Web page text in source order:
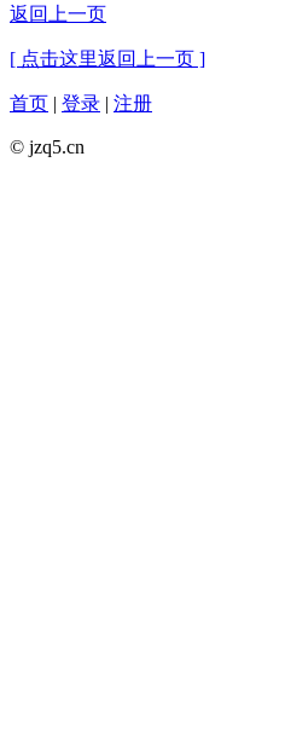
返回上一页
[ 点击这里返回上一页 ]
首页 | 登录 | 注册
© jzq5.cn